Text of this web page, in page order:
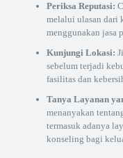
Periksa Reputasi:
melalui ulasan dari
menggunakan jasa
Kunjungi Lokasi:
sebelum terjadi
fasilitas dan
Tanya Layanan
menanyakan
termasuk adanya
konseling bagi